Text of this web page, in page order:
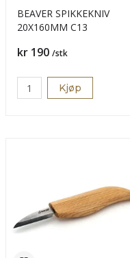
BEAVER SPIKKEKNIV
20X160MM C13
Pris
kr 190 /stk
Kjøp